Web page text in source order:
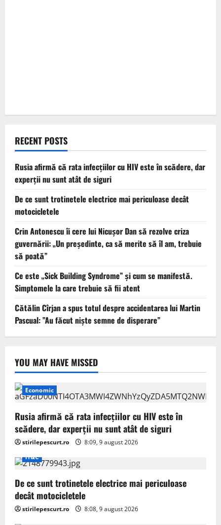
RECENT POSTS
Rusia afirmă că rata infecțiilor cu HIV este în scădere, dar
experții nu sunt atât de siguri
De ce sunt trotinetele electrice mai periculoase decât
motocicletele
Crin Antonescu îi cere lui Nicușor Dan să rezolve criza
guvernării: „Un președinte, ca să merite să îl am, trebuie
să poată”
Ce este „Sick Building Syndrome” și cum se manifestă.
Simptomele la care trebuie să fii atent
Cătălin Cîrjan a spus totul despre accidentarea lui Martin
Pascual: ”Au făcut niște semne de disperare”
YOU MAY HAVE MISSED
Economic
Rusia afirmă că rata infecțiilor cu HIV este în
scădere, dar experții nu sunt atât de siguri
stirilepescurt.ro
8:09, 9 august 2026
IT&C
De ce sunt trotinetele electrice mai periculoase
decât motocicletele
stirilepescurt.ro 8:08, 9 august 2026